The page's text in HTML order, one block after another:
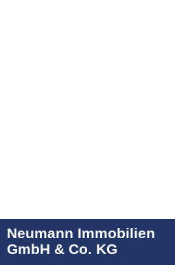
Neumann Immobilien
GmbH & Co. KG